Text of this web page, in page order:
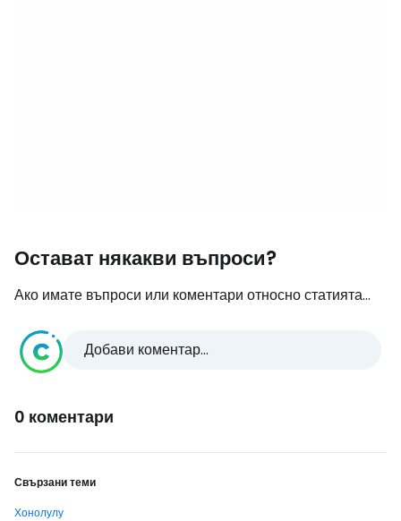
Остават някакви въпроси?
Ако имате въпроси или коментари относно статията...
Добави коментар...
0 коментари
Свързани теми
Хонолулу